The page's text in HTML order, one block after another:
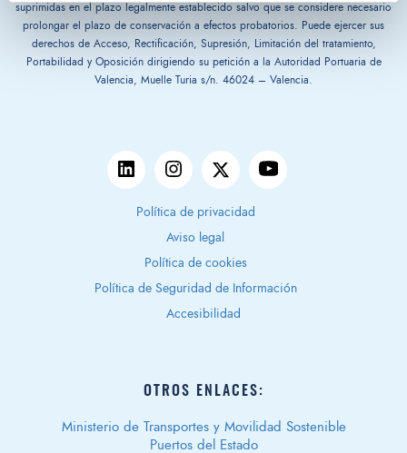
suprimidas en el plazo legalmente establecido salvo que se considere necesario
prolongar el plazo de conservación a efectos probatorios. Puede ejercer sus
derechos de Acceso, Rectificación, Supresión, Limitación del tratamiento,
Portabilidad y Oposición dirigiendo su petición a la Autoridad Portuaria de
Valencia, Muelle Turia s/n. 46024 – Valencia.
Política de privacidad
Aviso legal
Política de cookies
Política de Seguridad de Información
Accesibilidad
OTROS ENLACES:
Ministerio de Transportes y Movilidad Sostenible
Puertos del Estado